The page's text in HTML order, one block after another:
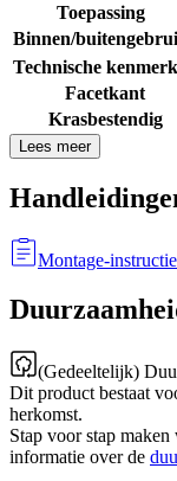
Toepassing
Binnen/
Technische
Facetkant
Krasbestendig
Lees meer
Montage-instructie
(Gedeeltelijk)
Dit product bestaat
herkomst.
Stap voor stap maken
informatie over de